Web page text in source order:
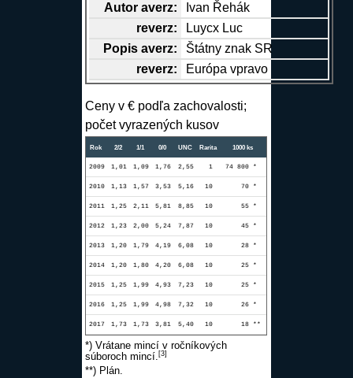
Autor averz:
Ivan Řehák
reverz:
Luycx Luc
Popis averz:
Štátny znak SR
reverz: Európa vpravo
Ceny v € podľa zachovalosti;
počet vyrazených kusov
Rok 2/2 1/1 0/0 UNC Rarita 1000 ks
2009 1,01 1,09 1,76 2,55 1 74 800 *
2010 1,13 1,57 3,53 5,16 10 70 *
2011 1,25 2,11 5,81 8,85 10 55 *
2012 1,23 2,00 5,24 7,87 10 45 *
2013 1,20 1,79 4,19 6,08 10 28 *
2014 1,20 1,80 4,20 6,08 10 25 *
2015 1,25 1,99 4,93 7,23 10 25 *
2016 1,25 1,99 4,98 7,32 10 26 *
2017 1,73 1,73 3,81 5,40 10 18 **
*) Vrátane mincív ročníkových
súboroch mincí. [3]
**) Plán.